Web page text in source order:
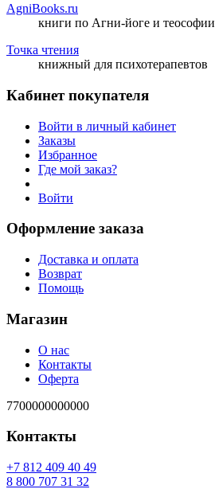
AgniBooks.ru
книги по Агни-йоге и теософии
Точка чтения
книжный для психотерапевтов
Кабинет покупателя
Войти в личный кабинет
Заказы
Избранное
Где мой заказ?
Войти
Оформление заказа
Доставка и оплата
Возврат
Помощь
Магазин
О нас
Контакты
Оферта
7700000000000
Контакты
94 04 904 218 7+
23 13 707 008 8